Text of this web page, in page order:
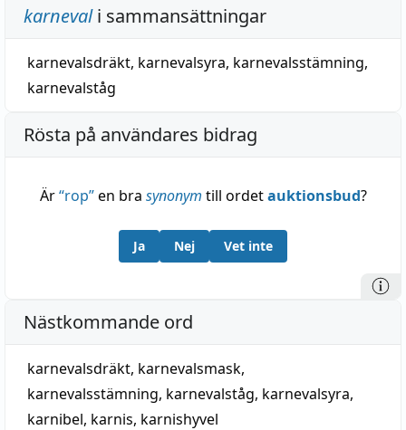
latincaro, genitivcarnis, kött, o. en avledning av
levāre, befria, borttaga), jämför italienska
carnelasciare(latincarnem laxāre), carnescialare, fira
fastan, egentligen: släppa köttet löst.
karnevali sammansättningar
karnevalsdräkt, karnevalsyra, karnevalsstämning,
karnevalståg
Rösta på användares bidrag
Är“rop”en bra synonym till ordetauktionsbud?
Ja Nej Vet inte
Nästkommande ord
karnevalsdräkt, karnevalsmask,
karnevalsstämning, karnevalståg, karnevalsyra,
karnibel, karnis, karnishyvel